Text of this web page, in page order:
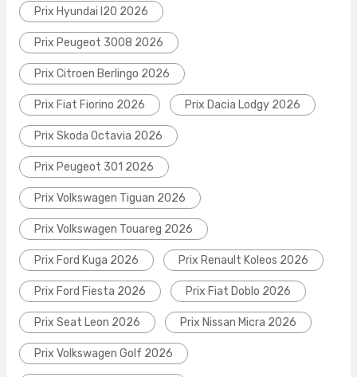
Prix Hyundai I20 2026
Prix Peugeot 3008 2026
Prix Citroen Berlingo 2026
Prix Fiat Fiorino 2026 Prix Dacia Lodgy 2026
Prix Skoda Octavia 2026
Prix Peugeot 301 2026
Prix Volkswagen Tiguan 2026
Prix Volkswagen Touareg 2026
Prix Ford Kuga 2026 Prix Renault Koleos 2026
Prix Ford Fiesta 2026 Prix Fiat Doblo 2026
Prix Seat Leon 2026 Prix Nissan Micra 2026
Prix Volkswagen Golf 2026